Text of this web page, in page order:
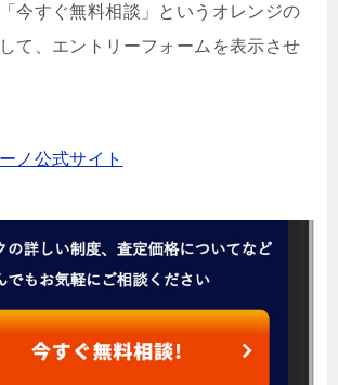
今すぐ無料相談」というオレンジの
て、エントリーフォームを表示させ
ノ公式サイト